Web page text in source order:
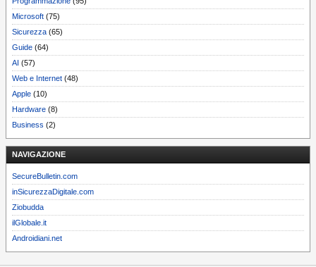
Microsoft (75)
Sicurezza (65)
Guide (64)
AI (57)
Web e Internet (48)
Apple (10)
Hardware (8)
Business (2)
NAVIGAZIONE
SecureBulletin.com
inSicurezzaDigitale.com
Ziobudda
ilGlobale.it
Androidiani.net